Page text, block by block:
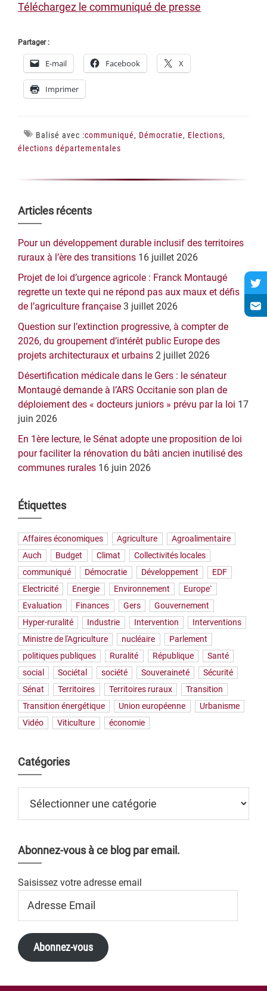
Téléchargez le communiqué de presse
Partager :
E-mail Facebook X
Imprimer
Balisé avec :communiqué, Démocratie, Elections,
élections départementales
Barre
latérale
principale
Articles récents
Pour un développement durable inclusif des territoires
ruraux à l’ère des transitions 16 juillet 2026
Projet de loi d’urgence agricole : Franck Montaugé
regrette un texte qui ne répond pas aux maux et défis
de l’agriculture française 3 juillet 2026
Question sur l’extinction progressive, à compter de
2026, du groupement d’intérêt public Europe des
projets architecturaux et urbains 2 juillet 2026
Désertification médicale dans le Gers : le sénateur
Montaugé demande à l’ARS Occitanie son plan de
déploiement des « docteurs juniors » prévu par la loi 17
juin 2026
En 1ère lecture, le Sénat adopte une proposition de loi
pour faciliter la rénovation du bâti ancien inutilisé des
communes rurales 16 juin 2026
Étiquettes
Affaires économiques Agriculture
Agroalimentaire
Auch
Budget Climat
Collectivités locales
communiqué
Démocratie Développement
EDF
Electricité
Energie Environnement
Europe`
Evaluation
Finances Gers
Gouvernement
Hyper-ruralité
Industrie Intervention
Interventions
Ministre de l'Agriculture
nucléaire
Parlement
politiques publiques
Ruralité République
Santé
social
Sociétal société Souveraineté
Sécurité
Sénat
Territoires Territoires ruraux
Transition
Transition énergétique
Union européenne
Urbanisme
Vidéo
Viticulture économie
Catégories
Abonnez-vous à ce blog par email.
Saisissez votre adresse email
Email
Abonnez-vous